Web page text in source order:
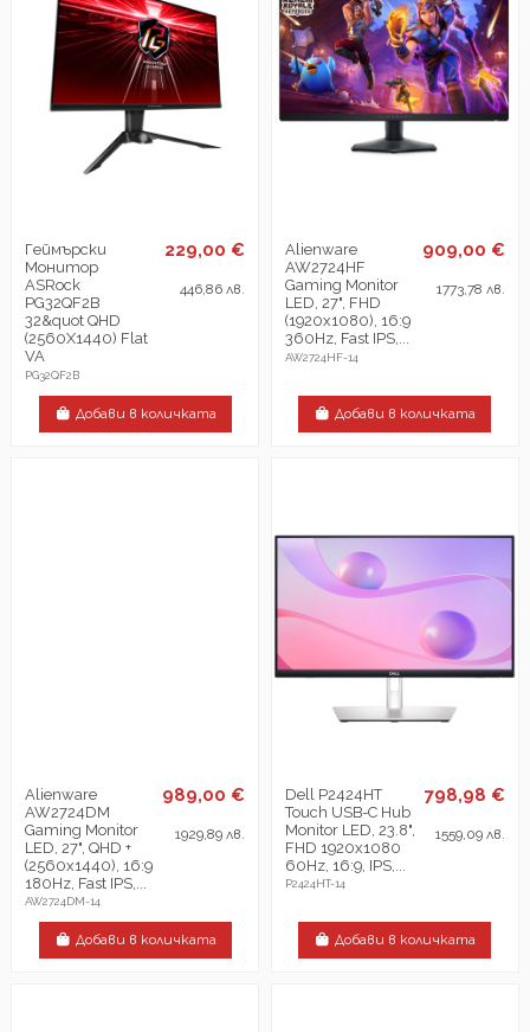
Геймърски
Монитор
ASRock
PG32QF2B
32&quot QHD
(2560X1440) Flat
VA
PG32QF2B
229,00 €
446,86 лв.
Добави в количката
Alienware
AW2724HF
Gaming Monitor
LED, 27", FHD
(1920x1080), 16:9
360Hz, Fast IPS,...
AW2724HF-14
909,00 €
1773,78 лв.
Добави в количката
Alienware
AW2724DM
Gaming Monitor
LED, 27", QHD +
(2560x1440), 16:9
180Hz, Fast IPS,...
AW2724DM-14
989,00 €
1929,89 лв.
Добави в количката
Dell P2424HT
Touch USB-C Hub
Monitor LED, 23.8",
FHD 1920x1080
60Hz, 16:9, IPS,...
P2424HT-14
798,98 €
1559,09 лв.
Добави в количката